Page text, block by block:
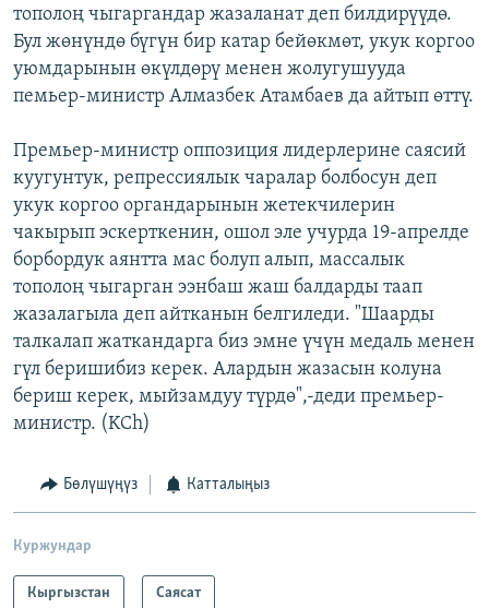
тополоң чыгаргандар жазаланат деп билдирүүдө.
Бул жөнүндө бүгүн бир катар бейөкмөт, укук коргоо
уюмдарынын өкүлдөрү менен жолугушууда
пемьер-министр Алмазбек Атамбаев да айтып өттү.
Премьер-министр оппозиция лидерлерине саясий
куугунтук, репрессиялык чаралар болбосун деп
укук коргоо органдарынын жетекчилерин
чакырып эскерткенин, ошол эле учурда 19-апрелде
борбордук аянтта мас болуп алып, массалык
тополоң чыгарган ээнбаш жаш балдарды таап
жазалагыла деп айтканын белгиледи. "Шаарды
талкалап жаткандарга биз эмне үчүн медаль менен
гүл беришибиз керек. Алардын жазасын колуна
бериш керек, мыйзамдуу түрдө",-деди премьер-
министр. (KCh)
Бөлүшүңүз Катталыңыз
Куржундар
Кыргызстан Саясат